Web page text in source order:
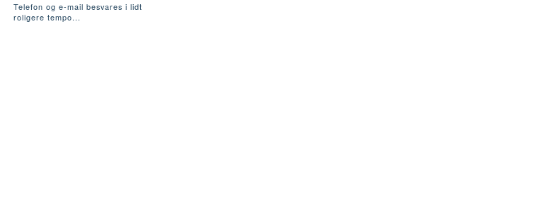
Telefon og e-mail besvares i lidt
roligere tempo...